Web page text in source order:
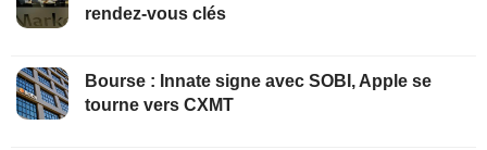
rendez-vous clés
Bourse : Innate signe avec SOBI, Apple se
tourne vers CXMT